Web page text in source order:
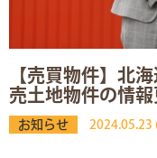
【売買物件】北
売土地物件の情
お知らせ 2024.05.23